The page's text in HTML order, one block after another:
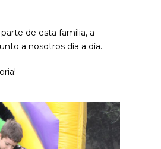
de esta familia, a
a nosotros día a día.